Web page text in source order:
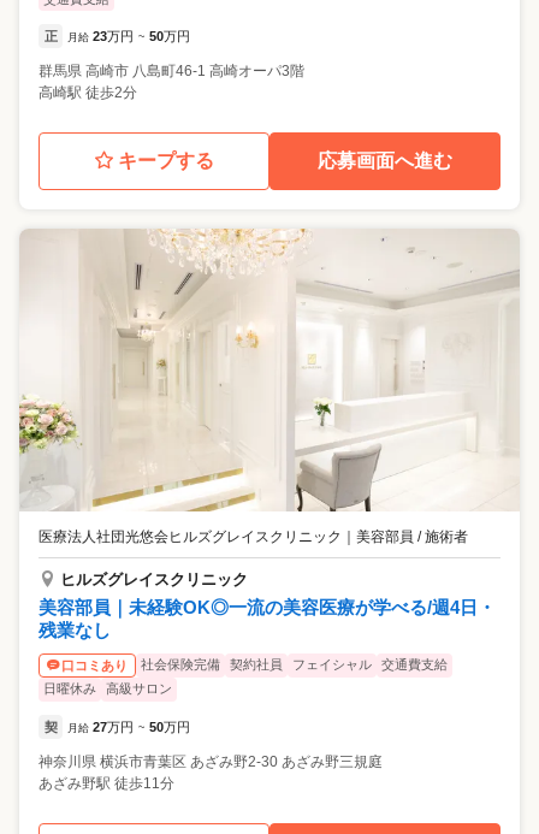
正 月給 23万円 ~ 50万円
群馬県 高崎市 八島町46-1 高崎オーパ3階
高崎駅 徒歩2分
キープする 応募画面へ進む
医療法人社団光悠会ヒルズグレイスクリニック ｜ 美容部員 / 施術者
ヒルズグレイスクリニック
美容部員｜未経験OK◎一流の美容医療が学べる/週4日・
残業なし
口コミあり 社会保険完備 契約社員 フェイシャル
交通費支給
日曜休み
高級サロン
契 月給 27万円 ~ 50万円
神奈川県 横浜市青葉区 あざみ野2-30 あざみ野三規庭
あざみ野駅 徒歩11分